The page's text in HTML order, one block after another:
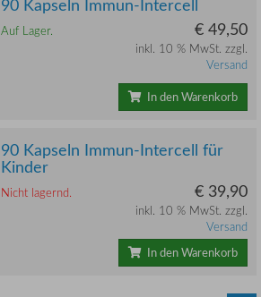
Auf Lager. € 49,50
inkl. 10 % MwSt. zzgl.
Versand
In den Warenkorb
90 Kapseln Immun-Intercell für
Kinder
Nicht lagernd. € 39,90
inkl. 10 % MwSt. zzgl.
Versand
In den Warenkorb